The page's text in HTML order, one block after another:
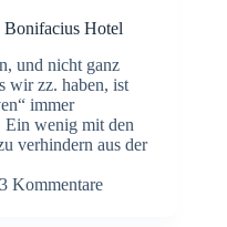
Bonifacius Hotel
und nicht ganz
wir zz. haben, ist
immer
wenig mit den
verhindern aus der
3 Kommentare